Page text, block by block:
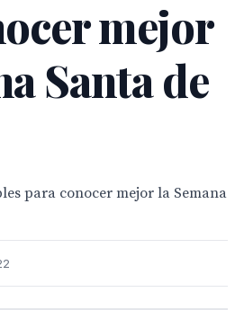
mejor
Santa de
para conocer mejor la Semana